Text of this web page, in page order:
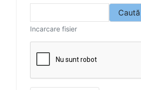
Caută
Incarcare fisier